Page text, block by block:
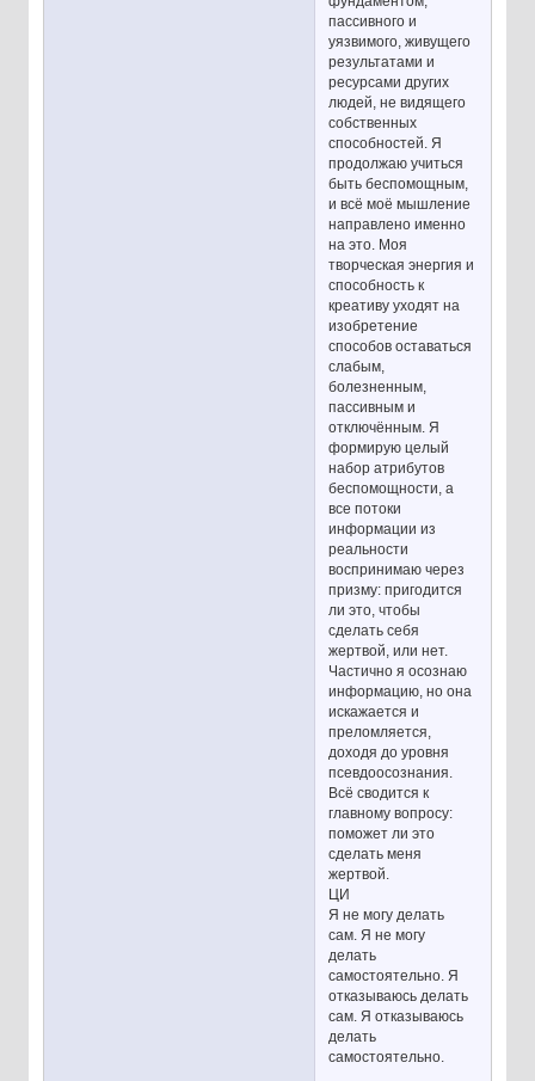
пассивного и
уязвимого, живущего
результатами и
ресурсами других
людей, не видящего
собственных
способностей. Я
продолжаю учиться
быть беспомощным,
и всё моё мышление
направлено именно
на это. Моя
творческая энергия и
способность к
креативу уходят на
изобретение
способов оставаться
слабым,
болезненным,
пассивным и
отключённым. Я
формирую целый
набор атрибутов
беспомощности, а
все потоки
информации из
реальности
воспринимаю через
призму: пригодится
ли это, чтобы
сделать себя
жертвой, или нет.
Частично я осознаю
информацию, но она
искажается и
преломляется,
доходя до уровня
псевдоосознания.
Всё сводится к
главному вопросу:
поможет ли это
сделать меня
жертвой.
ЦИ
Я не могу делать
сам. Я не могу
делать
самостоятельно. Я
отказываюсь делать
сам. Я отказываюсь
делать
самостоятельно.